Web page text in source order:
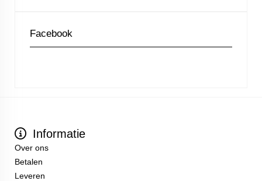
Facebook
Informatie
Over ons
Betalen
Leveren